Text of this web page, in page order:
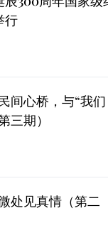
行
间心桥，与“我们
三期）
处见真情（第二